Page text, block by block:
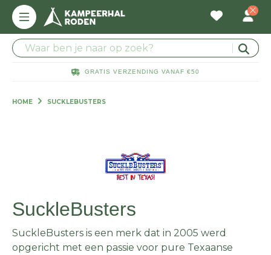
GRATIS VERZENDING VANAF €50
HOME SUCKLEBUSTERS
SuckleBusters
SuckleBusters is een merk dat in 2005 werd
opgericht met een passie voor pure Texaanse